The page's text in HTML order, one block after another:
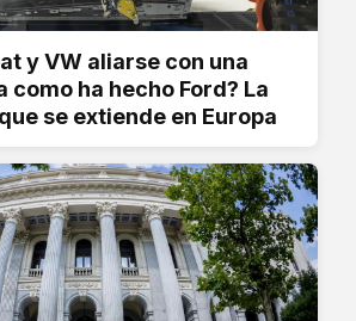
y VW aliarse con una
como ha hecho Ford? La
se extiende en Europa